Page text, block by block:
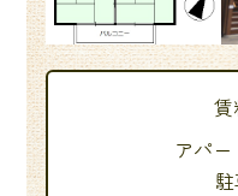
賃
アパ